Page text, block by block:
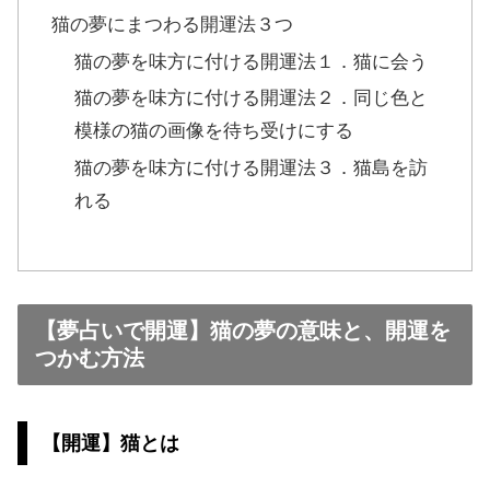
猫の夢にまつわる開運法３つ
猫の夢を味方に付ける開運法１．猫に会う
猫の夢を味方に付ける開運法２．同じ色と
模様の猫の画像を待ち受けにする
猫の夢を味方に付ける開運法３．猫島を訪
れる
【夢占いで開運】猫の夢の意味と、開運を
つかむ方法
【開運】猫とは